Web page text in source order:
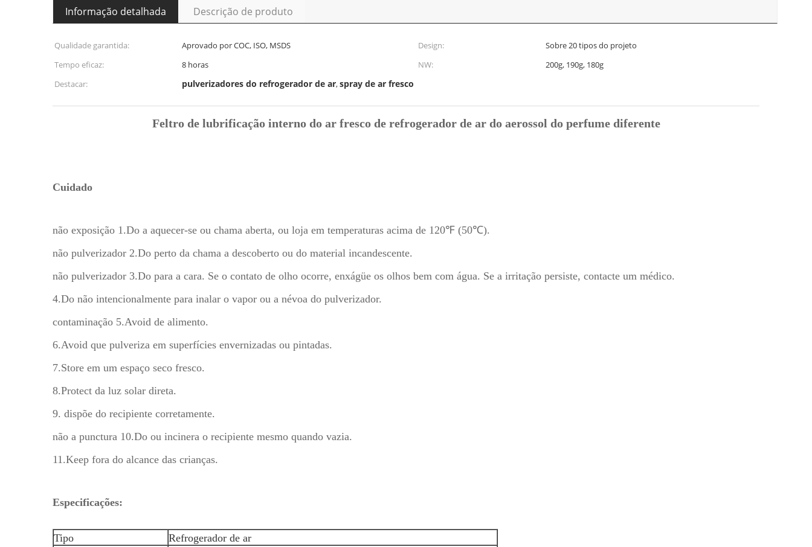
Informação detalhada Descrição de produto
Qualidade garantida: Aprovado por COC, ISO, MSDS Design:
Sobre 20 tipos do projeto
Tempo eficaz:
8 horas NW:
200g, 190g, 180g
Destacar:
pulverizadores do refrogerador de ar,spray de ar fresco
Feltro de lubrificação interno do ar fresco de refrogerador de ar do aerossol do perfume diferente
Cuidado
não exposição 1.Do a aquecer-se ou chama aberta, ou loja em temperaturas acima de 120℉ (50℃).
não pulverizador 2.Do perto da chama a descoberto ou do material incandescente.
não pulverizador 3.Do para a cara. Se o contato de olho ocorre, enxágüe os olhos bem com água. Se a irritação persiste, contacte um médico.
4.Do não intencionalmente para inalar o vapor ou a névoa do pulverizador.
contaminação 5.Avoid de alimento.
6.Avoid que pulveriza em superfícies envernizadas ou pintadas.
7.Store em um espaço seco fresco.
8.Protect da luz solar direta.
9. dispõe do recipiente corretamente.
não a punctura 10.Do ou incinera o recipiente mesmo quando vazia.
11.Keep fora do alcance das crianças.
Especificações:
Tipo
Refrogerador de ar